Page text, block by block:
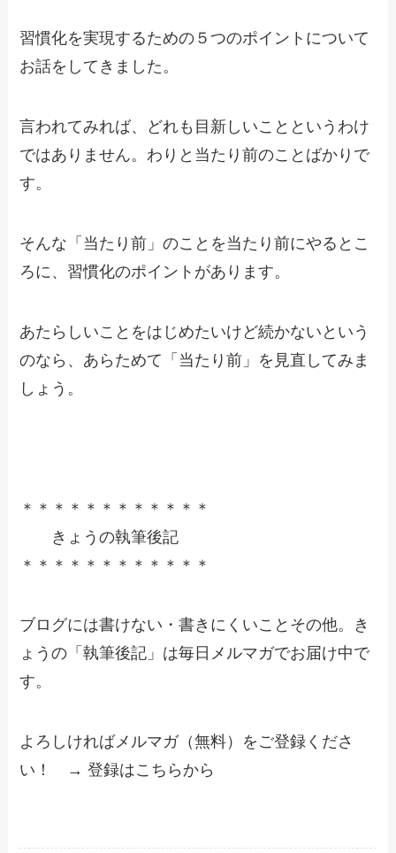
習慣化を実現するための５つのポイントについて
お話をしてきました。
言われてみれば、どれも目新しいことというわけ
ではありません。わりと当たり前のことばかりで
す。
そんな「当たり前」のことを当たり前にやるとこ
ろに、習慣化のポイントがあります。
あたらしいことをはじめたいけど続かないという
のなら、あらためて「当たり前」を見直してみま
しょう。
＊＊＊＊＊＊＊＊＊＊＊＊
きょうの執筆後記
＊＊＊＊＊＊＊＊＊＊＊＊
ブログには書けない・書きにくいことその他。き
ょうの「執筆後記」は毎日メルマガでお届け中で
す。
よろしければメルマガ（無料）をご登録くださ
い！ → 登録はこちらから